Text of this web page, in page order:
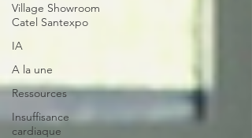
Village Showroom
Catel Santexpo
IA
A la une
Ressources
Insuffisance
cardiaque